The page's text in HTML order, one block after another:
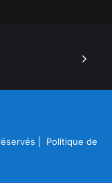
| Politique de